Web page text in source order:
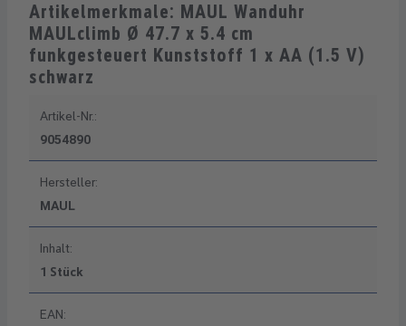
Artikelmerkmale: MAUL Wanduhr
MAULclimb Ø 47.7 x 5.4 cm
funkgesteuert Kunststoff 1 x AA (1.5 V)
schwarz
Artikel-Nr.:
9054890
Hersteller:
MAUL
Inhalt:
1 Stück
EAN: